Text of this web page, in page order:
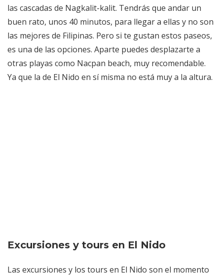
las cascadas de Nagkalit-kalit. Tendrás que andar un
buen rato, unos 40 minutos, para llegar a ellas y no son
las mejores de Filipinas. Pero si te gustan estos paseos,
es una de las opciones. Aparte puedes desplazarte a
otras playas como Nacpan beach, muy recomendable.
Ya que la de El Nido en sí misma no está muy a la altura.
Excursiones y tours en El Nido
Las excursiones y los tours en El Nido son el momento